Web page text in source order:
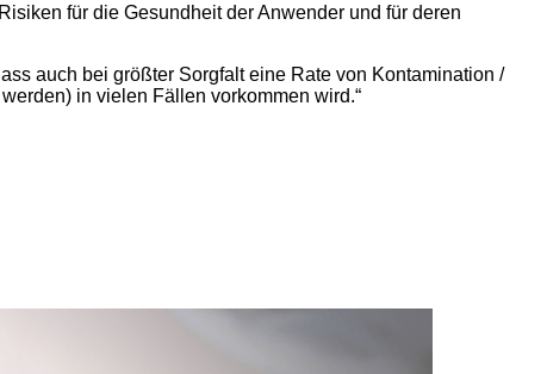
für die Gesundheit der Anwender und für deren
auch bei größter Sorgfalt eine Rate von Kontamination /
in vielen Fällen vorkommen wird.“